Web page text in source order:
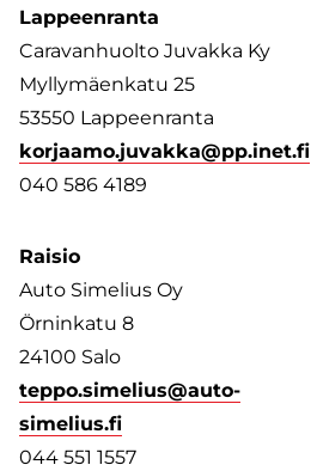
Lappeenranta
Caravanhuolto Juvakka Ky
Myllymäenkatu 25
53550 Lappeenranta
korjaamo.juvakka@pp.inet.fi
040 586 4189
Raisio
Auto Simelius Oy
Örninkatu 8
24100 Salo
teppo.simelius@auto-
simelius.fi
044 551 1557